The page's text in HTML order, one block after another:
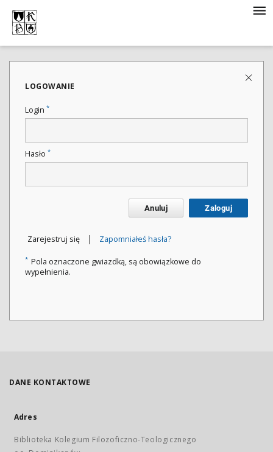
LOGOWANIE
Login *
Hasło *
Anuluj Zaloguj
Zarejestruj się | Zapomniałeś hasła?
* Pola oznaczone gwiazdką, są obowiązkowe do
wypełnienia.
DANE KONTAKTOWE
Adres
Biblioteka Kolegium Filozoficzno-Teologicznego